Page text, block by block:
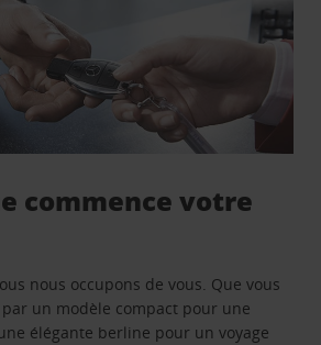
commence votre
nous occupons de vous. Que vous
un modèle compact pour une
élégante berline pour un voyage